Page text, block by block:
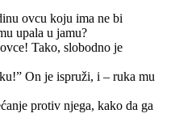
ovcu koju ima ne bi
upala u jamu?
Tako, slobodno je
On je ispruži, i – ruka mu
protiv njega, kako da ga